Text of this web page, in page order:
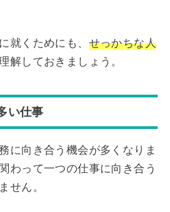
就くためにも、 せっかちな人
解しておきましょう。
い仕事
に向き合う機会が多くなりま
わって一つの仕事に向き合う
せん。